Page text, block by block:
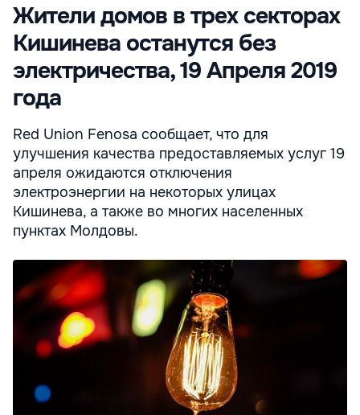
Жители домов в трех секторах
Кишинева останутся без
электричества, 19 Апреля 2019
года
Red Union Fenosa сообщает, что для
улучшения качества предоставляемых услуг 19
апреля ожидаются отключения
электроэнергии на некоторых улицах
Кишинева, а также во многих населенных
пунктах Молдовы.